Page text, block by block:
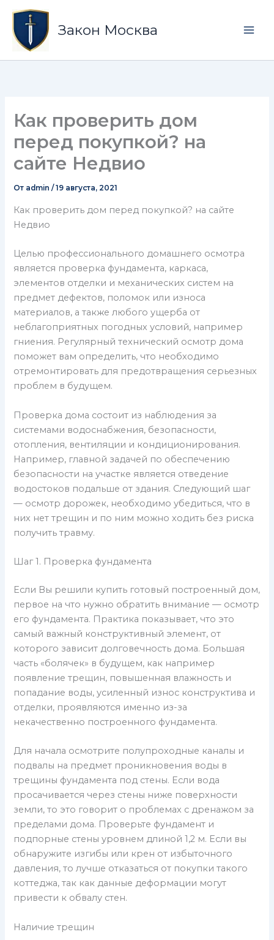
Перейти
содержимомуЗакон Москва
Как проверить дом
перед покупкой? на
сайте Недвио
От admin/19 августа, 2021
Как проверить дом перед покупкой? на сайте
Недвио
Целью профессионального домашнего осмотра
является проверка фундамента, каркаса,
элементов отделки и механических систем на
предмет дефектов, поломок или износа
материалов, а также любого ущерба от
неблагоприятных погодных условий, например
гниения. Регулярный технический осмотр дома
поможет вам определить, что необходимо
отремонтировать для предотвращения серьезных
проблем в будущем.
Проверка дома состоит из наблюдения за
системами водоснабжения, безопасности,
отопления, вентиляции и кондиционирования.
Например, главной задачей по обеспечению
безопасности на участке является отведение
водостоков подальше от здания. Следующий шаг
— осмотр дорожек, необходимо убедиться, что в
них нет трещин и по ним можно ходить без риска
получить травму.
Шаг 1. Проверка фундамента
Если Вы решили купить готовый построенный дом,
первое на что нужно обратить внимание — осмотр
его фундамента. Практика показывает, что это
самый важный конструктивный элемент, от
которого зависит долговечность дома. Большая
часть «болячек» в будущем, как например
появление трещин, повышенная влажность и
попадание воды, усиленный износ конструктива и
отделки, проявляются именно из-за
некачественно построенного фундамента.
Для начала осмотрите полупроходные каналы и
подвалы на предмет проникновения воды в
трещины фундамента под стены. Если вода
просачивается через стены ниже поверхности
земли, то это говорит о проблемах с дренажом за
пределами дома. Проверьте фундамент и
подпорные стены уровнем длиной 1,2 м. Если вы
обнаружите изгибы или крен от избыточного
давления, то лучше отказаться от покупки такого
коттеджа, так как данные деформации могут
привести к обвалу стен.
Наличие трещин